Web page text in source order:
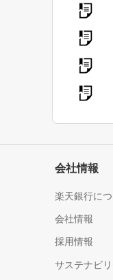
会社情報
楽天銀行に
会社情報
採用情報
サステナビリ